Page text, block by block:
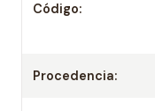
Código:
Procedencia: